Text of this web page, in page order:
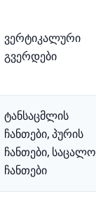
ვერტიკალური
გვერდები
ტანსაცმლის
ჩანთები, პურის
ჩანთები, საცალო
ჩანთები